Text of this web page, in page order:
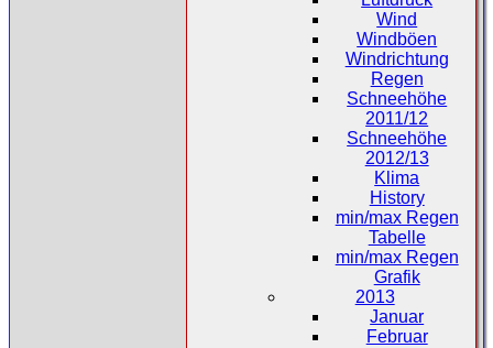
Wind
Windböen
Windrichtung
Regen
Schneehöhe
2011/12
Schneehöhe
2012/13
Klima
History
min/max Regen
Tabelle
min/max Regen
Grafik
2013
Januar
Februar